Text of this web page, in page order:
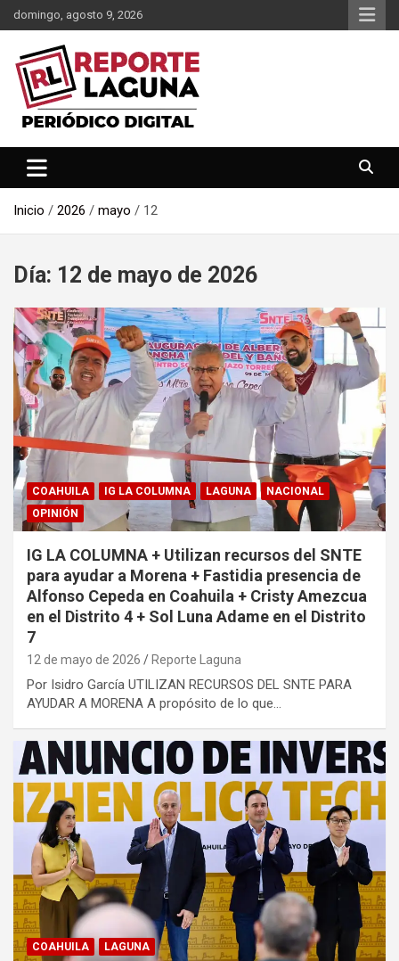
Saltar
al
contenido
domingo, agosto 9, 2026
Reporte Laguna
Inicio 2026 mayo 12
Día: 12 de mayo de 2026
COAHUILA IG LA COLUMNA LAGUNA
NACIONAL
OPINIÓN
IG LA COLUMNA + Utilizan recursos del SNTE
para ayudar a Morena + Fastidia presencia de
Alfonso Cepeda en Coahuila + Cristy Amezcua
en el Distrito 4 + Sol Luna Adame en el Distrito
7
12 de mayo de 2026 Reporte Laguna
Por Isidro García UTILIZAN RECURSOS DEL SNTE PARA
AYUDAR A MORENA A propósito de lo que…
COAHUILA LAGUNA